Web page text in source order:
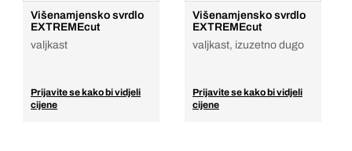
Višenamjensko svrdlo
EXTREMEcut
valjkast
Prijavite se kako bi vidjeli
cijene
Višenamjensko svrdlo
EXTREMEcut
valjkast, izuzetno dugo
Prijavite se kako bi vidjeli
cijene